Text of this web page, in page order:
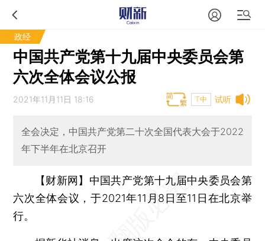
政经
中国共产党第十九届中央委员会第
六次全体会议公报
试听
2021年11月11日 18:16 T中
全会决定，中国共产党第二十次全国代表大会于2022
年下半年在北京召开
【财新网】 中国共产党第十九届中央委员会第
六次全体会议，于2021年11月8日至11日在北京举
行。